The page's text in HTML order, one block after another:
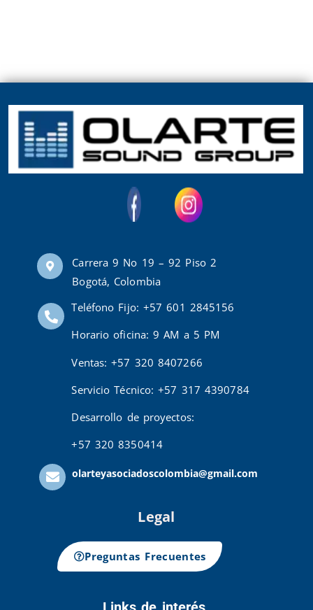
Carrera 9 No 19 – 92 Piso 2
Bogotá, Colombia
Teléfono Fijo: +57 601 2845156
Horario oficina: 9 AM a 5 PM
Ventas: +57 320 8407266
Servicio Técnico: +57 317 4390784
Desarrollo de proyectos:
+57 320 8350414
olarteyasociadoscolombia@gmail.com
Legal
Preguntas Frecuentes